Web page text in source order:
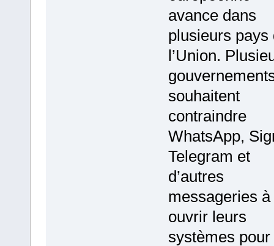
avance dans
plusieurs pays
l’Union.
souhaitent
contraindre
WhatsApp,
Telegram et
d’autres
messageries à
ouvrir leurs
systèmes pour